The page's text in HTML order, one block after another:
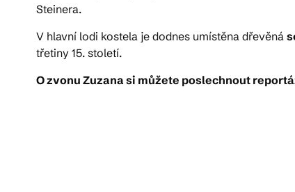
Steinera.
V hlavní lodi kostela je dodnes umístěna dřevěná
třetiny 15. století.
O zvonu Zuzana si můžete poslechnout